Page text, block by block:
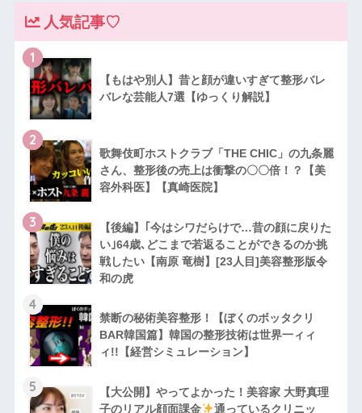
人気記事♡
1
【もはや別人】昔と顔が違いすぎて整形バレ
バレな芸能人7選【ゆっくり解説】
2
歌舞伎町ホストクラブ「THE CHIC」の九条麗
さん、整形後の売上は衝撃の〇〇倍！？【美
容外科医】【真崎医院】
3
【後編】｢今はシワだらけで…昔の顔に戻りた
い｣64歳､どこまで若返ることができるのか挑
戦したい【南原 竜樹】[23人目]美容整形版令
和の虎
4
禁断の秘術美容整形！【ぼくのボッタクリ
BAR韓国篇】韓国の整形技術は世界一ィィ
ィ!!【経営シミュレーション】
5
【大公開】やってよかった！美容家 大野真理
子のリアル顔面課金
通っているクリニッ